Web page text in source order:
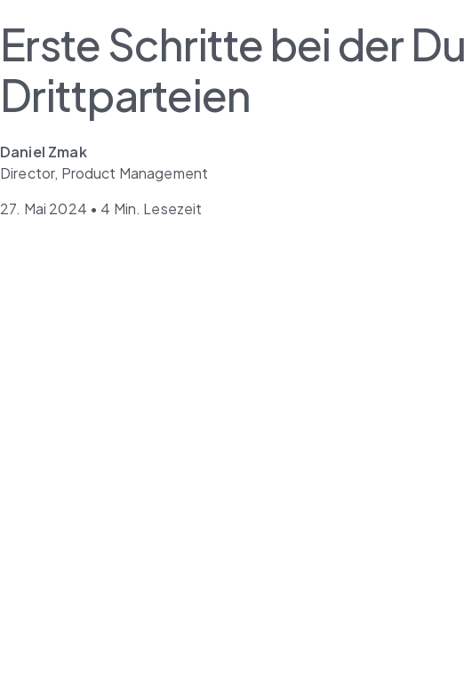
Erste Schritte bei der
Drittparteien
Daniel Zmak
Director, Product Management
27. Mai 2024 • 4 Min. Lesezeit